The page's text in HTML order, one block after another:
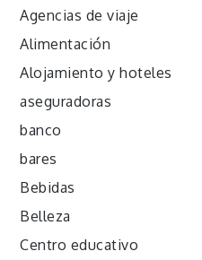
Agencias de viaje
Alimentación
Alojamiento y hoteles
aseguradoras
banco
bares
Bebidas
Belleza
Centro educativo